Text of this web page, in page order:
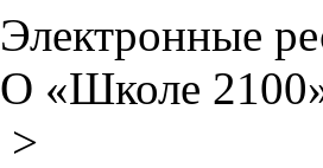
Электронные
О «Школе
>